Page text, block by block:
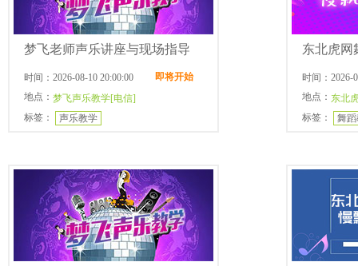
梦飞老师声乐讲座与现场指导
时间：2026-08-10 20:00:00
地点： 梦飞声乐教学[电信]
标签：
声乐教学
即将开始
东北虎网
时间：2026-
地点： 东北
标签：
舞